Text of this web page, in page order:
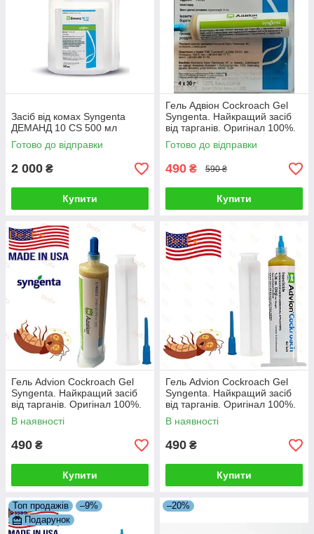
Засіб від комах Syngenta
ДЕМАНД 10 CS 500 мл
Готово до відправки
2 000 ₴
Купити
Гель Адвіон Cockroach Gel
Syngenta. Найкращий засіб
від тарганів. Оригінал 100%.
З носиком
Готово до відправки
490 ₴ 590 ₴
Купити
Гель Advion Cockroach Gel
Syngenta. Найкращий засіб
від тарганів. Оригінал 100%.
З носиком
В наявності
490 ₴
Купити
Гель Advion Cockroach Gel
Syngenta. Найкращий засіб
від тарганів. Оригінал 100%.
З носиком
В наявності
490 ₴
Купити
Топ продажів
–9%
Подарунок
–20%